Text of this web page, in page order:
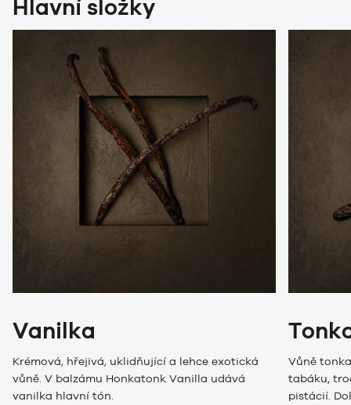
Hlavní složky
Vanilka
Krémová, hřejivá, uklidňující a lehce exotická
vůně. V balzámu Honkatonk Vanilla udává
vanilka hlavní tón.
Vůně
tabáku,
pistácií.